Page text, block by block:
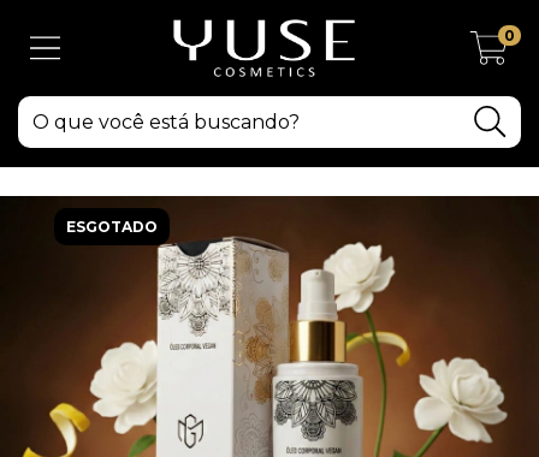
0
ESGOTADO